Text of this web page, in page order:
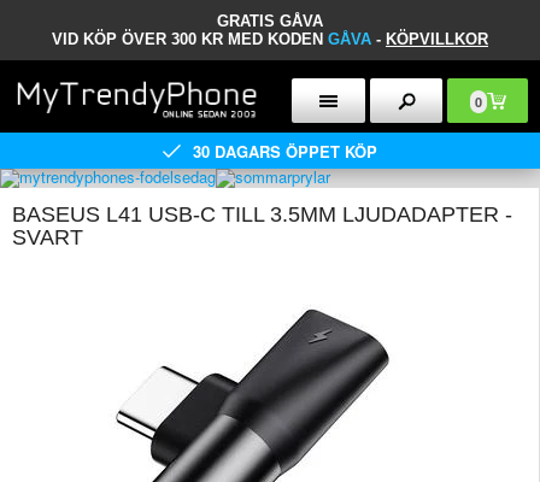
GRATIS GÅVA
VID KÖP ÖVER 300 KR MED KODEN GÅVA - KÖPVILLKOR
0
30 DAGARS ÖPPET KÖP
BASEUS L41 USB-C TILL 3.5MM LJUDADAPTER -
SVART